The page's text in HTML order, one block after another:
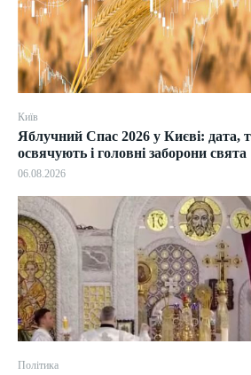
Київ
Яблучний Спас 2026 у Києві: дата,
освячують і головні заборони свята
06.08.2026
Політика